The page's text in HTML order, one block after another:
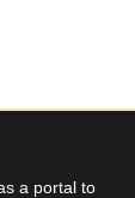
a portal to